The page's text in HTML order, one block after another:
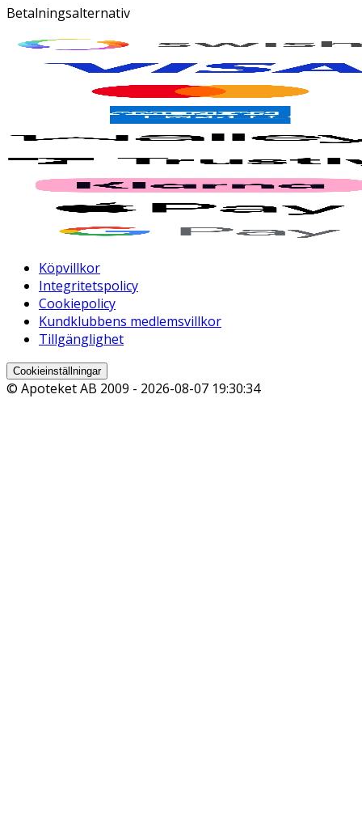
Betalningsalternativ
Köpvillkor
Integritetspolicy
Cookiepolicy
Kundklubbens medlemsvillkor
Tillgänglighet
Cookieinställningar
© Apoteket AB 2009 - 2026-08-07 19:30:34